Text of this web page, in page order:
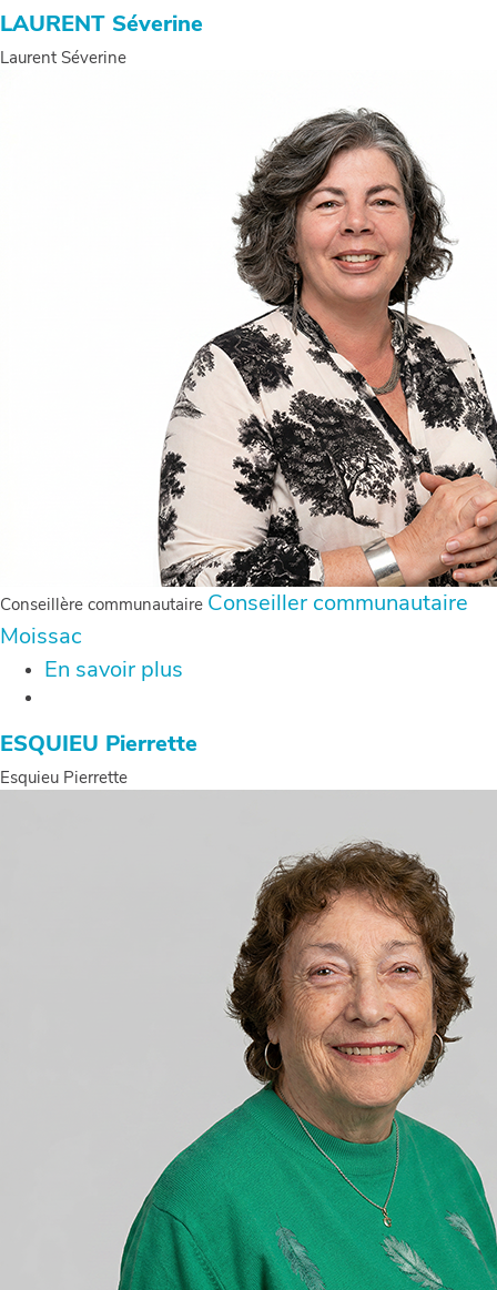
Alexandre
LAURENT Séverine
Laurent Séverine
Conseillère communautaire Conseiller communautaire
Moissac
En savoir plus
Séverine
ESQUIEU Pierrette
Esquieu Pierrette